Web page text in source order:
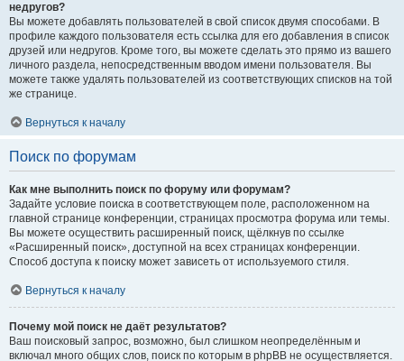
недругов?
Вы можете добавлять пользователей в свой список двумя способами. В
профиле каждого пользователя есть ссылка для его добавления в список
друзей или недругов. Кроме того, вы можете сделать это прямо из вашего
личного раздела, непосредственным вводом имени пользователя. Вы
можете также удалять пользователей из соответствующих списков на той
же странице.
Вернуться к началу
Поиск по форумам
Как мне выполнить поиск по форуму или форумам?
Задайте условие поиска в соответствующем поле, расположенном на
главной странице конференции, страницах просмотра форума или темы.
Вы можете осуществить расширенный поиск, щёлкнув по ссылке
«Расширенный поиск», доступной на всех страницах конференции.
Способ доступа к поиску может зависеть от используемого стиля.
Вернуться к началу
Почему мой поиск не даёт результатов?
Ваш поисковый запрос, возможно, был слишком неопределённым и
включал много общих слов, поиск по которым в phpBB не осуществляется.